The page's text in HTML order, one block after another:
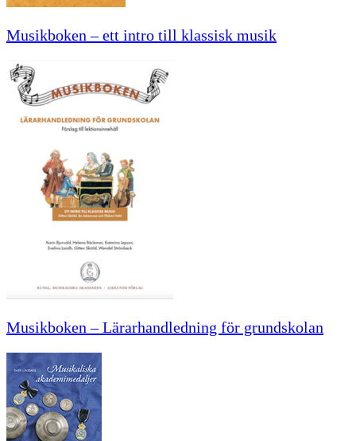
Musikboken – ett intro till klassisk musik
Musikboken – Lärarhandledning för grundskolan